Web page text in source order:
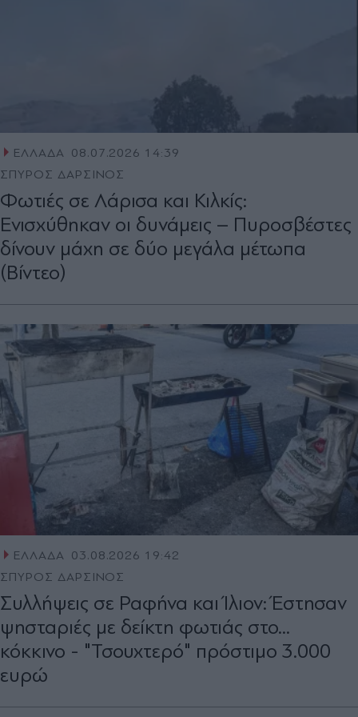
ΕΛΛΑΔΑ
08.07.2026 14:39
ΣΠΥΡΟΣ ΔΑΡΣΙΝΟΣ
Φωτιές σε Λάρισα και Κιλκίς:
Ενισχύθηκαν οι δυνάμεις – Πυροσβέστες
δίνουν μάχη σε δύο μεγάλα μέτωπα
(Βίντεο)
ΕΛΛΑΔΑ 03.08.2026 19:42
ΣΠΥΡΟΣ ΔΑΡΣΙΝΟΣ
Συλλήψεις σε Ραφήνα και Ίλιον: Έστησαν
ψησταριές με δείκτη φωτιάς στο...
κόκκινο - "Τσουχτερό" πρόστιμο 3.000
ευρώ